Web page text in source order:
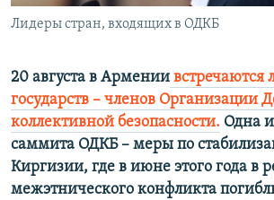
Все сайты РСЕ/РС
Лидеры стран, входящих в ОДКБ
20 августа в Армении встречаются
государств – членов Организации
коллективной безопасности. Одна
саммита ОДКБ – меры по
Киргизии, где в июне этого года в
межэтнического конфликта